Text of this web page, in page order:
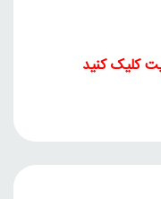
کلیک کنید